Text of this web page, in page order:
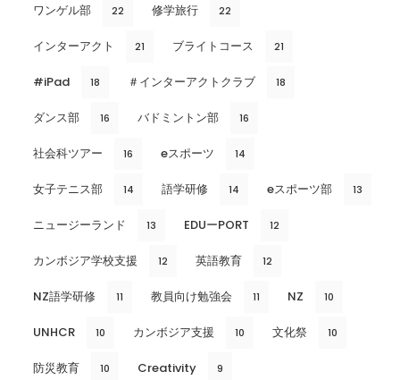
ワンゲル部 22 修学旅行 22
インターアクト 21 ブライトコース 21
#iPad 18 ＃インターアクトクラブ 18
ダンス部 16 バドミントン部 16
社会科ツアー 16 eスポーツ 14
女子テニス部 14 語学研修 14 eスポーツ部 13
ニュージーランド 13 EDUーPORT 12
カンボジア学校支援 12 英語教育 12
NZ語学研修 11 教員向け勉強会 11 NZ 10
UNHCR 10 カンボジア支援 10 文化祭 10
防災教育 10 Creativity 9